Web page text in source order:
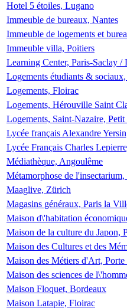
Hotel 5 étoiles, Lugano
Immeuble de bureaux, Nantes
Immeuble de logements et
Immeuble villa, Poitiers
Learning Center, Paris-Saclay
Logements étudiants &
Logements, Floirac
Logements, Hérouville Saint
Logements, Saint-Nazaire,
Lycée français Alexandre
Lycée Français Charles
Médiathèque, Angoulême
Métamorphose de
Maaglive, Zürich
Magasins généraux, Paris la
Maison d\'habitation
Maison de la culture du Japon,
Maison des Cultures et des
Maison des Métiers d'Art,
Maison des sciences de
Maison Floquet, Bordeaux
Maison Latapie, Floirac